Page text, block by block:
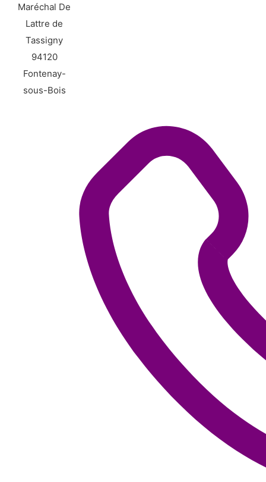
Maréchal De
Lattre de
Tassigny
94120
Fontenay-
sous-Bois